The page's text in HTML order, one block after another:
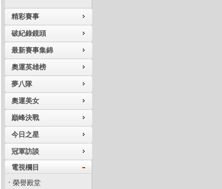
精彩賽事
破紀錄鏡頭
最新賽事集錦
奧運英雄榜
夢八隊
奧運美女
巔峰決戰
今日之星
冠軍訪談
電視欄目
榮譽殿堂